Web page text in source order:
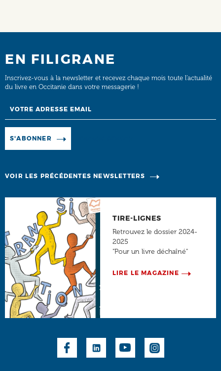
EN FILIGRANE
Inscrivez-vous à la newsletter et recevez chaque mois toute l’actualité
du livre en Occitanie dans votre messagerie !
S'ABONNER
VOIR LES PRÉCÉDENTES NEWSLETTERS
TIRE-LIGNES
Retrouvez le dossier 2024-
2025
"Pour un livre déchaîné"
LIRE LE MAGAZINE